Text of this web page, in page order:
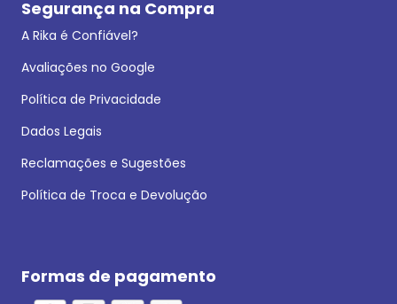
Segurança na Compra
A Rika é Confiável?
Avaliações no Google
Política de Privacidade
Dados Legais
Reclamações e Sugestões
Política de Troca e Devolução
Formas de pagamento